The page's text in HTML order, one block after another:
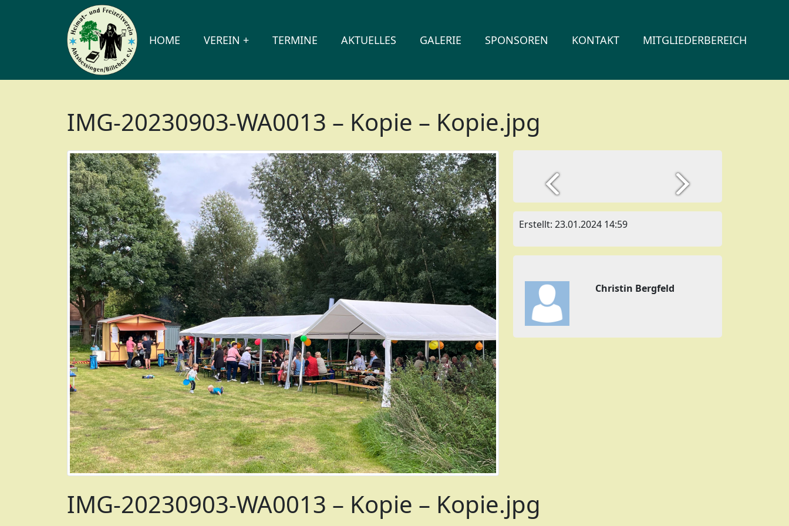
HOME VEREIN TERMINE AKTUELLES GALERIE SPONSOREN KONTAKT MITGLIEDERBEREICH
IMG-20230903-WA0013 – Kopie – Kopie.jpg
Erstellt: 23.01.2024 14:59
Christin Bergfeld
IMG-20230903-WA0013 – Kopie – Kopie.jpg